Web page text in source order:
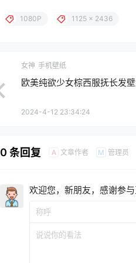
1080P 1125 x 2436
女神 手机壁纸
欧美纯欲少女棕西服抚长发
2024-4-12 23:34:24
0 条回复 A 文章作者 M 管理员
欢迎您，新朋友，感谢参